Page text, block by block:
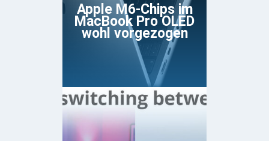
Apple M6-Chips im
MacBook Pro OLED
wohl vorgezogen